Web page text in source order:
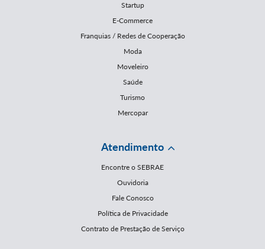
Startup
E-Commerce
Franquias / Redes de Cooperação
Moda
Moveleiro
Saúde
Turismo
Mercopar
Atendimento
Encontre o SEBRAE
Ouvidoria
Fale Conosco
Política de Privacidade
Contrato de Prestação de Serviço